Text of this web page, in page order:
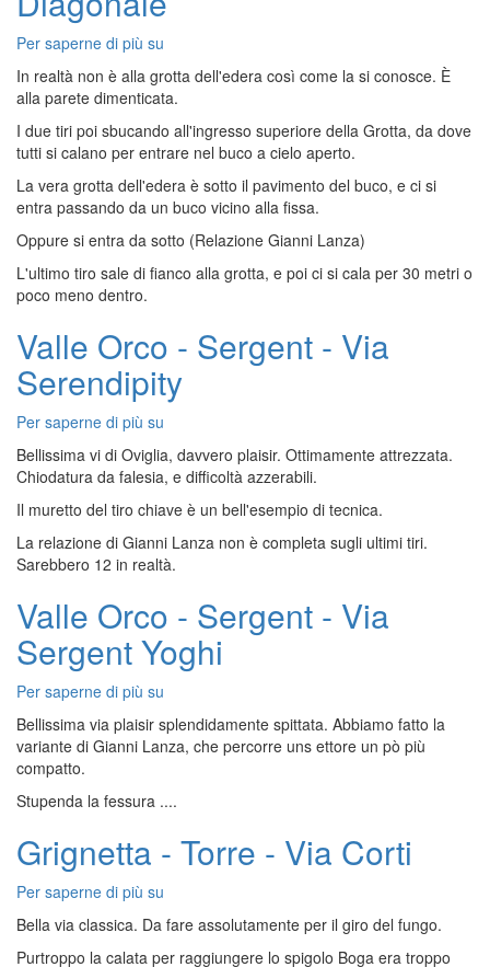
Pa
Raumer
+
Capitano
Walker
Per saperne di più su
Ligure
-
Grotta
dell'Edera
-
Capriccio
Diagonale
In realtà non è alla grotta dell'edera così come la si conosce. È
alla parete dimenticata.
I due tiri poi sbucando all'ingresso superiore della Grotta, da dove
tutti si calano per entrare nel buco a cielo aperto.
La vera grotta dell'edera è sotto il pavimento del buco, e ci si
entra passando da un buco vicino alla fissa.
Oppure si entra da sotto (Relazione Gianni Lanza)
L'ultimo tiro sale di fianco alla grotta, e poi ci si cala per 30 metri o
poco meno dentro.
Valle Orco - Sergent - Via
Serendipity
Per saperne di più su
Orco
-
Sergent
-
Via
Serendipity
Bellissima vi di Oviglia, davvero plaisir. Ottimamente attrezzata.
Chiodatura da falesia, e difficoltà azzerabili.
Il muretto del tiro chiave è un bell'esempio di tecnica.
La relazione di Gianni Lanza non è completa sugli ultimi tiri.
Sarebbero 12 in realtà.
Valle Orco - Sergent - Via
Sergent Yoghi
Per saperne di più su
Orco
-
Sergent
Via
Yoghi
Bellissima via plaisir splendidamente spittata. Abbiamo fatto la
variante di Gianni Lanza, che percorre uns ettore un pò più
compatto.
Stupenda la fessura ....
Grignetta - Torre - Via Corti
Per saperne di più su
-
Torre
-
Bella via classica. Da fare assolutamente per il giro del fungo.
Purtroppo la calata per raggiungere lo spigolo Boga era troppo